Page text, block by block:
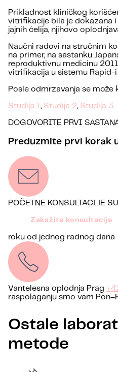
Prikladnost kliničkog
vitrifikacije bila je dokazana
jajnih ćelija, njihovo
Naučni radovi na stručnim
na primer, na sastanku
reproduktivnu medicinu
vitrifikacija u sistemu Rapid-i
Posle odmrzavanja se
Studija 1 , Studija 2, Studija 3
DOGOVORITE PRVI
Preduzmite prvi korak
POČETNE KONSULTACIJE
Zakažite konsultacije
roku od jednog radnog dana
Vantelesna oplodnja Prag
raspolaganju smo vam
Ostale
metode